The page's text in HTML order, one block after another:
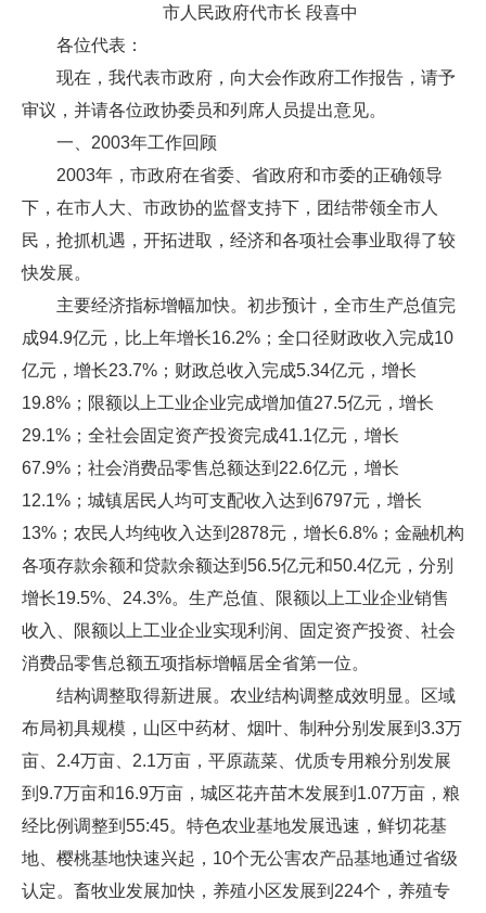
市人民政府代市长 段喜中
各位代表：
现在，我代表市政府，向大会作政府工作报告，请予
审议，并请各位政协委员和列席人员提出意见。
一、2003年工作回顾
2003年，市政府在省委、省政府和市委的正确领导
下，在市人大、市政协的监督支持下，团结带领全市人
民，抢抓机遇，开拓进取，经济和各项社会事业取得了较
快发展。
主要经济指标增幅加快。初步预计，全市生产总值完
成94.9亿元，比上年增长16.2%；全口径财政收入完成10
亿元，增长23.7%；财政总收入完成5.34亿元，增长
19.8%；限额以上工业企业完成增加值27.5亿元，增长
29.1%；全社会固定资产投资完成41.1亿元，增长
67.9%；社会消费品零售总额达到22.6亿元，增长
12.1%；城镇居民人均可支配收入达到6797元，增长
13%；农民人均纯收入达到2878元，增长6.8%；金融机构
各项存款余额和贷款余额达到56.5亿元和50.4亿元，分别
增长19.5%、24.3%。生产总值、限额以上工业企业销售
收入、限额以上工业企业实现利润、固定资产投资、社会
消费品零售总额五项指标增幅居全省第一位。
结构调整取得新进展。农业结构调整成效明显。区域
布局初具规模，山区中药材、烟叶、制种分别发展到3.3万
亩、2.4万亩、2.1万亩，平原蔬菜、优质专用粮分别发展
到9.7万亩和16.9万亩，城区花卉苗木发展到1.07万亩，粮
经比例调整到55:45。特色农业基地发展迅速，鲜切花基
地、樱桃基地快速兴起，10个无公害农产品基地通过省级
认定。畜牧业发展加快，养殖小区发展到224个，养殖专